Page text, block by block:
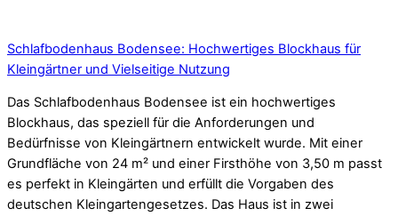
Schlafbodenhaus Bodensee: Hochwertiges Blockhaus für
Kleingärtner und Vielseitige Nutzung
Das Schlafbodenhaus Bodensee ist ein hochwertiges
Blockhaus, das speziell für die Anforderungen und
Bedürfnisse von Kleingärtnern entwickelt wurde. Mit einer
Grundfläche von 24 m² und einer Firsthöhe von 3,50 m passt
es perfekt in Kleingärten und erfüllt die Vorgaben des
deutschen Kleingartengesetzes. Das Haus ist in zwei